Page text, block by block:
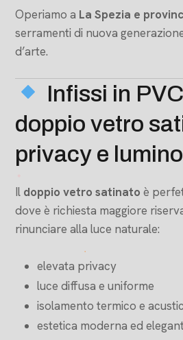
Operiamo a La Spezia e
serramenti di nuova
d’arte.
Infissi in
doppio vetro
privacy e
Il doppio vetro satinato è
dove è richiesta maggiore
rinunciare alla luce naturale:
elevata privacy
luce diffusa e uniforme
isolamento termico e
estetica moderna ed